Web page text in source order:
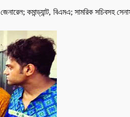
জেনারেল;কমান্ড্যান্ট, বিএমএ; সামরিক সচিবসহ